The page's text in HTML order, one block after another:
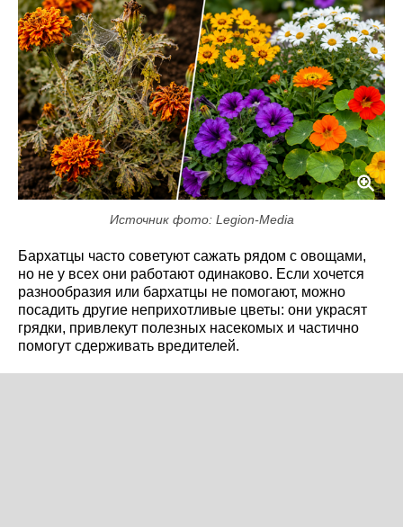
Источник фото: Legion-Media
Бархатцы часто советуют сажать рядом с овощами,
но не у всех они работают одинаково. Если хочется
разнообразия или бархатцы не помогают, можно
посадить другие неприхотливые цветы: они украсят
грядки, привлекут полезных насекомых и частично
помогут сдерживать вредителей.